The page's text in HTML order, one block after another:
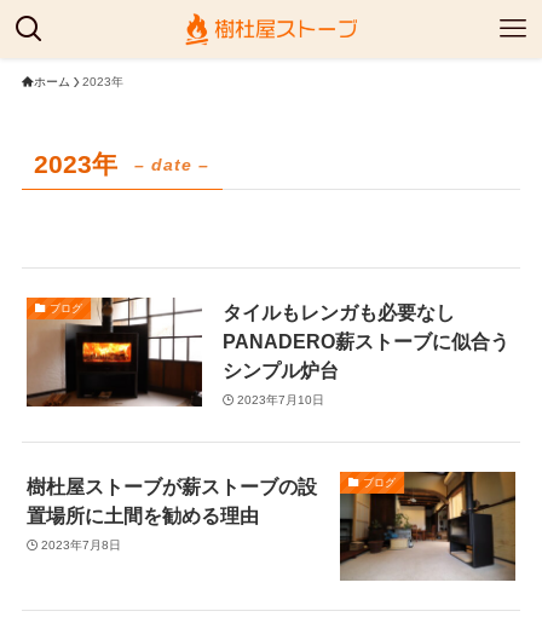
ホーム 2023年
2023年 – date –
ブログ
タイルもレンガも必要なし
PANADERO薪ストーブに似合う
シンプル炉台
2023年7月10日
ブログ
樹杜屋ストーブが薪ストーブの設
置場所に土間を勧める理由
2023年7月8日